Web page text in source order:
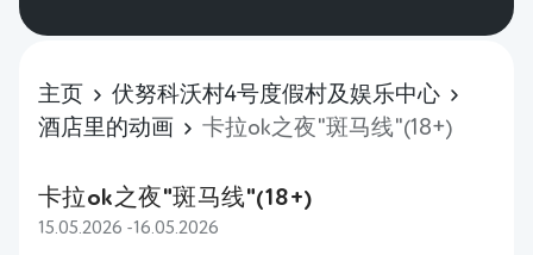
主页
伏努科沃村4号度假村及娱乐中心
酒店里的动画
卡拉ok之夜"斑马线"(18+)
卡拉ok之夜"斑马线"(18+)
15.05.2026 -16.05.2026